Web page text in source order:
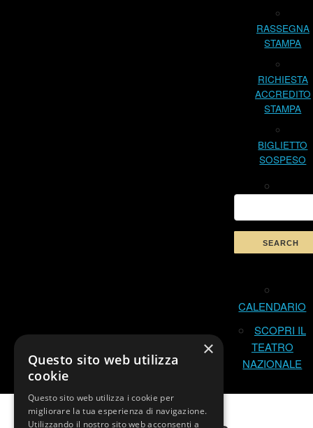
RASSEGNA
STAMPA
RICHIESTA
ACCREDITO
STAMPA
BIGLIETTO
SOSPESO
CALENDARIO
SCOPRI IL
TEATRO
NAZIONALE
×
Questo sito web utilizza
cookie
Questo sito web utilizza i cookie per
migliorare la tua esperienza di navigazione.
Utilizzando il nostro sito web acconsenti a